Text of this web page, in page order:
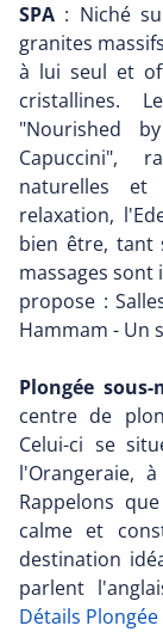
SPA : Niché
granites
à lui seul et
cristallines.
"Nourished
Capuccini",
naturelles
relaxation,
bien être, tant
massages sont
propose :
Hammam - Un
Plongée sous-
centre de
Celui-ci se
l'Orangeraie,
Rappelons
calme et
destination
parlent
Détails